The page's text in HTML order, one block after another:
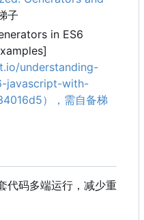
子
in ES6
understanding-
javascript-with-
） ， 需自备梯
代码多端运行，减少重